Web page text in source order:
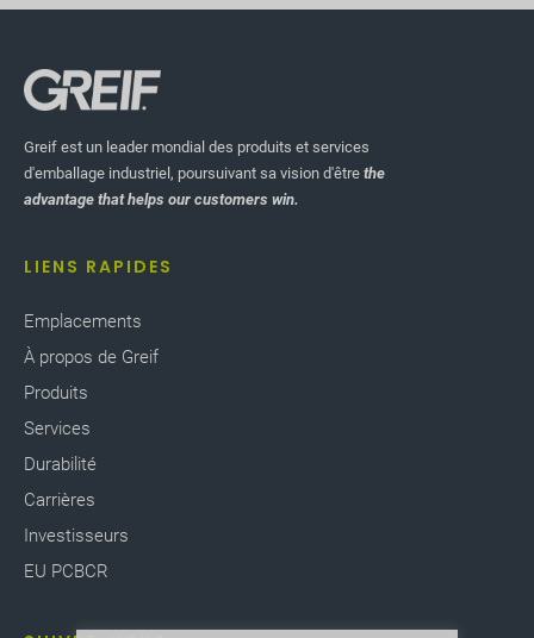
Greif est un leader mondial des produits et services
d'emballage industriel, poursuivant sa vision d'être the
advantage that helps our customers win.
LIENS RAPIDES
Emplacements
À propos de Greif
Produits
Services
Durabilité
Carrières
Investisseurs
EU PCBCR